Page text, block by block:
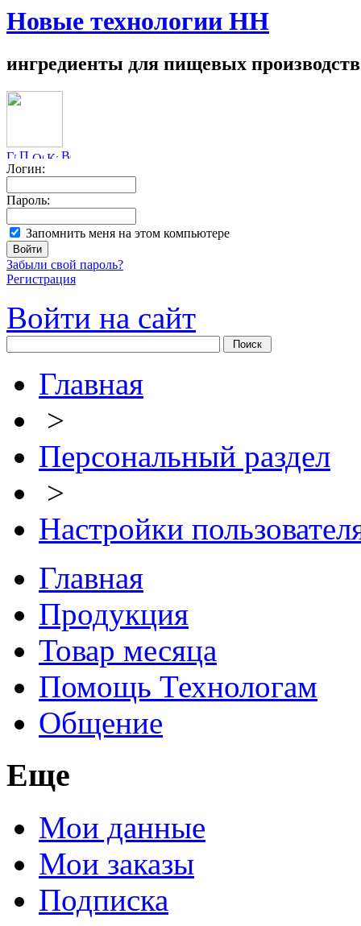
Новые технологии НН
ингредиенты для пищевых производств
Логин:
Пароль:
Запомнить меня на этом компьютере
Забыли свой пароль?
Регистрация
Войти на сайт
Главная
>
Персональный раздел
>
Настройки
Главная
Продукция
Товар месяца
Помощь Технологам
Общение
Еще
Мои данные
Мои заказы
Подписка